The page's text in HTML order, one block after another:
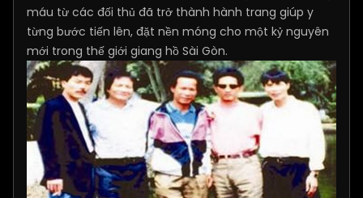
máu từ các đối thủ đã trở thành hành trang giúp y
từng bước tiến lên, đặt nền móng cho một kỷ nguyên
mới trong thế giới giang hồ Sài Gòn.